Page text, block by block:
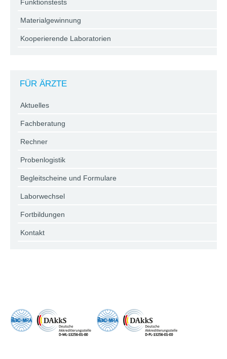
Funktionstests
Materialgewinnung
Kooperierende Laboratorien
FÜR ÄRZTE
Aktuelles
Fachberatung
Rechner
Probenlogistik
Begleitscheine und Formulare
Laborwechsel
Fortbildungen
Kontakt